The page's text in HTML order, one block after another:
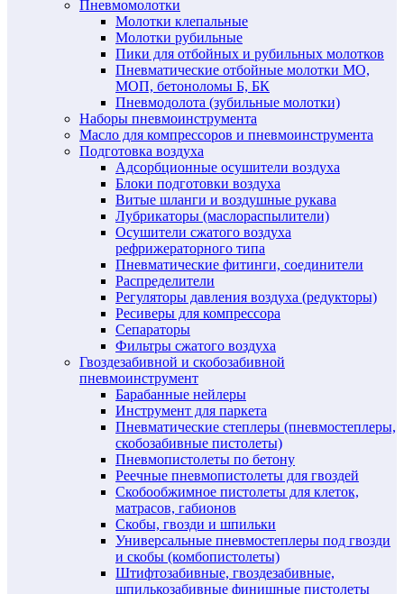
Пневмомолотки
Молотки клепальные
Молотки рубильные
Пики для отбойных и рубильных молотков
Пневматические отбойные молотки МО,
МОП, бетоноломы Б, БК
Пневмодолота (зубильные молотки)
Наборы пневмоинструмента
Масло для компрессоров и пневмоинструмента
Подготовка воздуха
Адсорбционные осушители воздуха
Блоки подготовки воздуха
Витые шланги и воздушные рукава
Лубрикаторы (маслораспылители)
Осушители сжатого воздуха
рефрижераторного типа
Пневматические фитинги, соединители
Распределители
Регуляторы давления воздуха (редукторы)
Ресиверы для компрессора
Сепараторы
Фильтры сжатого воздуха
Гвоздезабивной и скобозабивной
пневмоинструмент
Барабанные нейлеры
Инструмент для паркета
Пневматические степлеры (пневмостеплеры,
скобозабивные пистолеты)
Пневмопистолеты по бетону
Реечные пневмопистолеты для гвоздей
Скобообжимное пистолеты для клеток,
матрасов, габионов
Скобы, гвозди и шпильки
Универсальные пневмостеплеры под гвозди
и скобы (комбопистолеты)
Штифтозабивные, гвоздезабивные,
шпилькозабивные финишные пистолеты